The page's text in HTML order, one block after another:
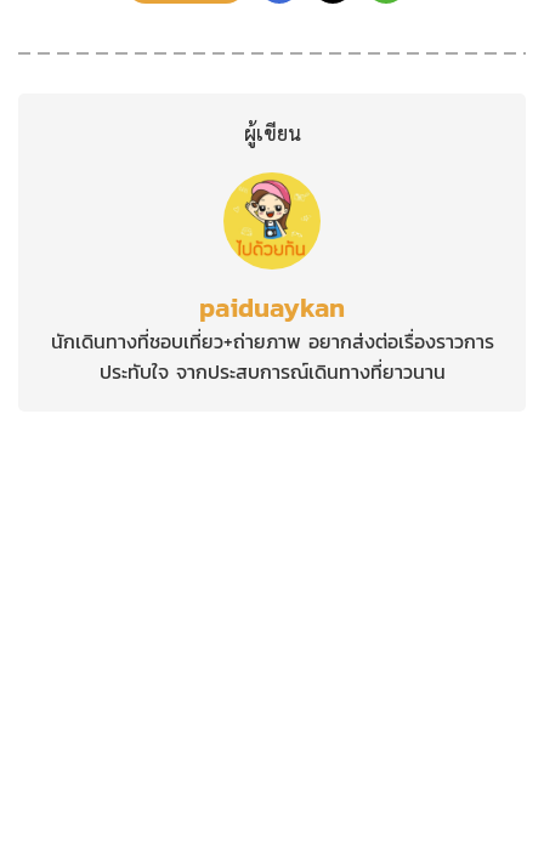
ผู้เขียน
paiduaykan
นักเดินทางที่ชอบเที่ยว+ถ่ายภาพ อยากส่งต่อเรื่องราวการ
ประทับใจ จากประสบการณ์เดินทางที่ยาวนาน